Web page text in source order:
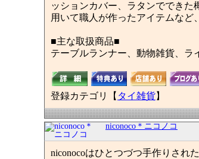
ッションカバー、ラタンででき
用いて職人が作ったアイテムなど
■主な取扱商品■
テーブルランナー、動物雑貨、ラ
登録カテゴリ【 タイ雑貨】
niconoco＊ニコノコ
niconocoはひとつづつ手作りされ